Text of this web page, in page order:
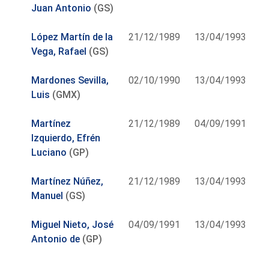
Juan Antonio (GS)
López Martín de la
Vega, Rafael (GS)
21/12/1989 13/04/1993
Mardones Sevilla,
Luis (GMX)
02/10/1990 13/04/1993
Martínez
Izquierdo, Efrén
Luciano (GP)
21/12/1989 04/09/1991
Martínez Núñez,
Manuel (GS)
21/12/1989 13/04/1993
Miguel Nieto, José
Antonio de (GP)
04/09/1991 13/04/1993